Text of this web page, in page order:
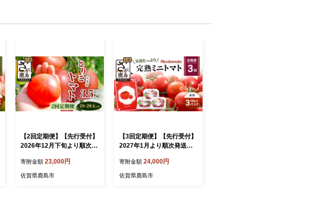
【2回定期便】【先行受付】
2026年12月下旬より順次発
ト 3.5kg以上｜トマト 野菜
農家直送 ギフト 人気｜佐賀
寄附金額 23,000円
佐賀県鹿島市
【3回定期便】【先行受付】
2027年1月より順次発送予
ニトマト 360g (120gx3p)
｜ トマト プチトマト 野菜
寄附金額 24,000円
佐賀県鹿島市